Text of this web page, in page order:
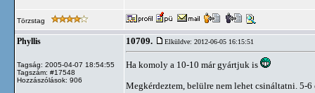
Törzstag
Phyllis
Tagság: 2005-04-07 18:54:55
Tagszám: #17548
Hozzászólások: 906
10709. Elküldve: 2012-06-05 16:15:51
Ha komoly a 10-10 már gyártjuk is
Megkérdeztem, belülre nem lehet csináltatni. 5-